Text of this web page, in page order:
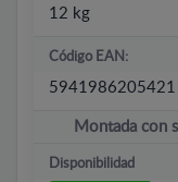
12 kg
Código EAN:
5941986205421
Montada con
Disponibilidad